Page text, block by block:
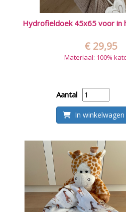
Hydrofieldoek 45x65 voor in
€ 29,95
Materiaal: 100%
Aantal
In winkelwagen